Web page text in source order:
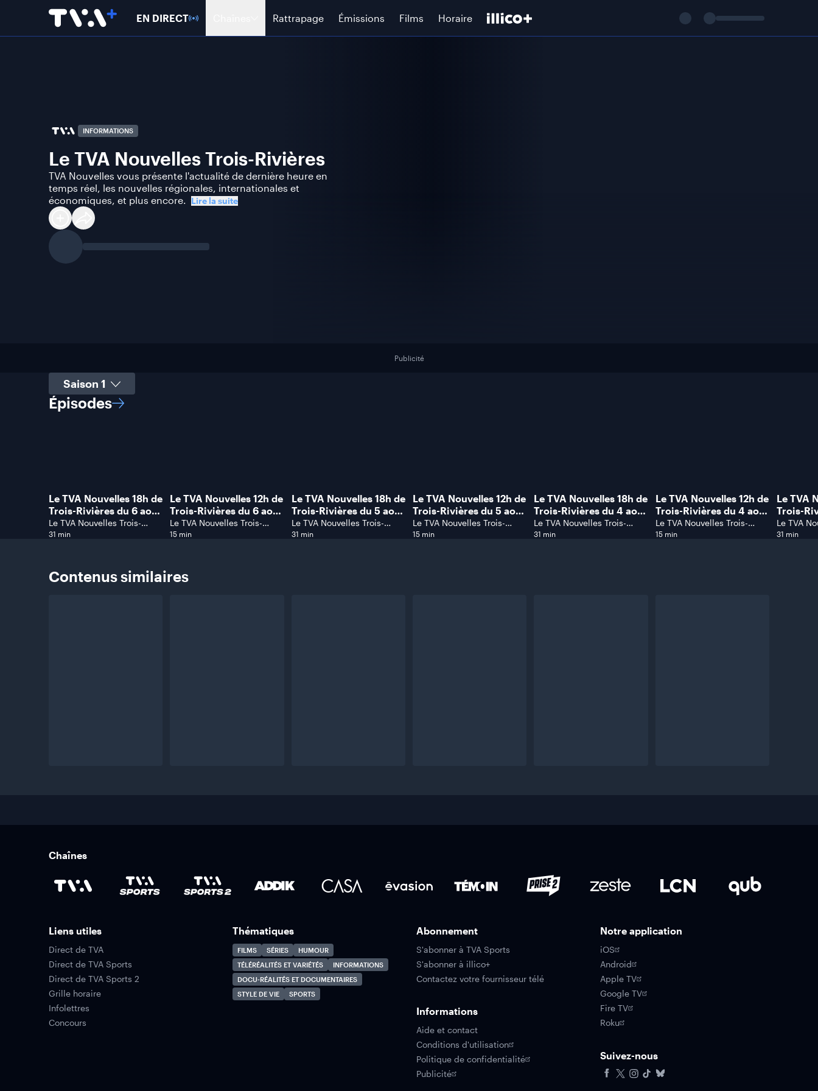
EN DIRECT Rattrapage Émissions Films Horaire
INFORMATIONS
Le TVA Nouvelles Trois-Rivières
TVA Nouvelles vous présente l'actualité de dernière heure en
temps réel, les nouvelles régionales, internationales et
économiques, et plus encore. Lire la suite
Publicité
Sélectionner une saison
Épisodes
Le TVA Nouvelles 18h de
Trois-Rivières du 6 août
2026.
Le TVA Nouvelles Trois-
Rivières
31 min
Le TVA Nouvelles 12h de
Trois-Rivières du 6 août
2026.
Le TVA Nouvelles Trois-
Rivières
15 min
Le TVA Nouvelles 18h de
Trois-Rivières du 5 août
2026.
Le TVA Nouvelles Trois-
Rivières
31 min
Le TVA Nouvelles 12h de
Trois-Rivières du 5 août
2026.
Le TVA Nouvelles Trois-
Rivières
15 min
Le TVA Nouvelles 18h de
Trois-Rivières du 4 août
2026.
Le TVA Nouvelles Trois-
Rivières
31 min
Le TVA Nouvelles 12h de
Trois-Rivières du 4 août
2026.
Le TVA Nouvelles Trois-
Rivières
15 min
Le TVA
Trois-
2026.
Le TVA
Rivières
31 min
Contenussimilaires
Chaînes
Liens utiles
Direct de TVA
Direct de TVA Sports
Direct de TVA Sports 2
Grille horaire
Infolettres
Concours
Thématiques
FILMS SÉRIES
HUMOUR
TÉLÉRÉALITÉS ET VARIÉTÉS
INFORMATIONS
DOCU-RÉALITÉS ET DOCUMENTAIRES
STYLE DE VIE
SPORTS
Abonnement
S'abonner à TVA Sports
S'abonner à illico+
Contactez votre fournisseur télé
Informations
Aide et contact
Conditions d'utilisation
Politique de confidentialité
Publicité
Notre application
iOS
Android
Apple TV
Google TV
Fire TV
Roku
Suivez-nous